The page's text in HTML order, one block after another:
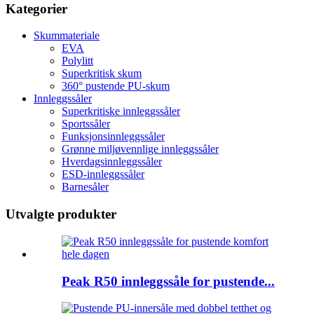
Kategorier
Skummateriale
EVA
Polylitt
Superkritisk skum
360° pustende PU-skum
Innleggssåler
Superkritiske innleggssåler
Sportssåler
Funksjonsinnleggssåler
Grønne miljøvennlige innleggssåler
Hverdagsinnleggssåler
ESD-innleggssåler
Barnesåler
Utvalgte produkter
Peak R50 innleggssåle for pustende...